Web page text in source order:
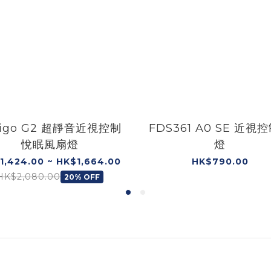
G2 超靜音近視控制
悅眠風扇燈
~ HK$1,664.00
20% OFF
FDS361 A0 SE 近視控
燈
HK$790.00